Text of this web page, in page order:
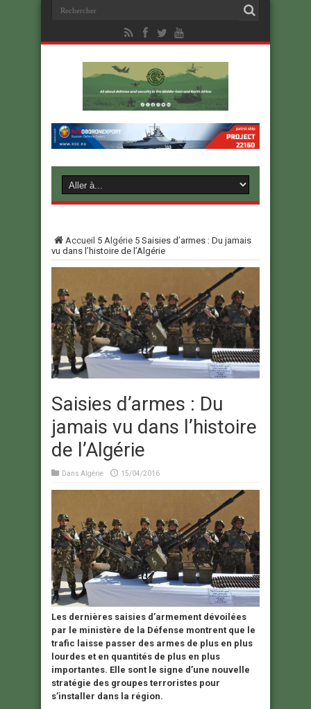
Accueil 5 Algérie 5 Saisies d’armes : Du jamais
vu dans l’histoire de l’Algérie
Saisies d’armes : Du
jamais vu dans l’histoire
de l’Algérie
Dans Algérie 15/04/2016
Les dernières saisies d’armement dévoilées
par le ministère de la Défense montrent que le
trafic laisse passer des armes de plus en plus
lourdes et en quantités de plus en plus
importantes. Elle sont le signe d’une nouvelle
stratégie des groupes terroristes pour
s’installer dans la région.